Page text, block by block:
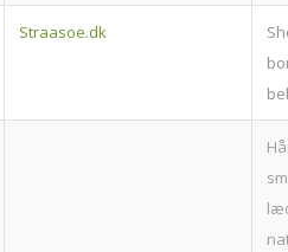
Straasoe.dk